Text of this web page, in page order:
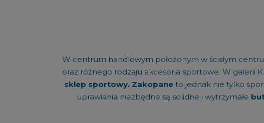
W centrum handlowym położonym w ścisłym
oraz różnego rodzaju akcesoria sportowe. W galerii
sklep sportowy. Zakopane to jednak nie tylko
uprawiania niezbędne są solidne i wytrzymałe